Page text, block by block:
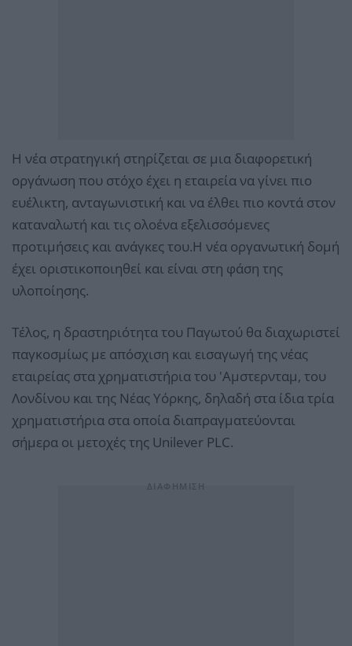
Η νέα στρατηγική στηρίζεται σε μια διαφορετική
οργάνωση που στόχο έχει η εταιρεία να γίνει πιο
ευέλικτη, ανταγωνιστική και να έλθει πιο κοντά στον
καταναλωτή και τις ολοένα εξελισσόμενες
προτιμήσεις και ανάγκες του.Η νέα οργανωτική δομή
έχει οριστικοποιηθεί και είναι στη φάση της
υλοποίησης.
Τέλος, η δραστηριότητα του Παγωτού θα διαχωριστεί
παγκοσμίως με απόσχιση και εισαγωγή της νέας
εταιρείας στα χρηματιστήρια του 'Αμστερνταμ, του
Λονδίνου και της Νέας Υόρκης, δηλαδή στα ίδια τρία
χρηματιστήρια στα οποία διαπραγματεύονται
σήμερα οι μετοχές της Unilever PLC.